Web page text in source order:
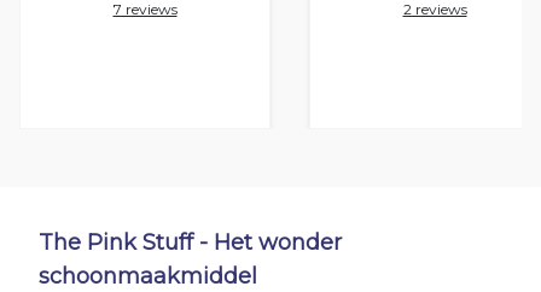
The Pink Stuff - Het wonder
schoonmaakmiddel
7 reviews 2 reviews